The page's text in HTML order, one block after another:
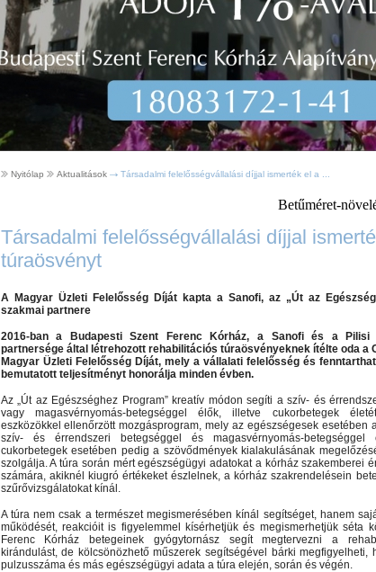
Nyitólap Aktualitások Társadalmi felelősségvállalási díjjal ismerték el a ...
Betűméret-
Társadalmi felelősségvállalási díjjal
túraösvényt
A Magyar Üzleti Felelősség Díját kapta a Sanofi, az „Út az
szakmai partnere
2016-ban a Budapesti Szent Ferenc Kórház, a Sanofi és a Pilisi
partnersége által létrehozott rehabilitációs túraösvényeknek ítélte oda a
Magyar Üzleti Felelősség Díját, mely a vállalati felelősség és
bemutatott teljesítményt honorálja minden évben.
Az „Út az Egészséghez Program” kreatív módon segíti a szív- és
vagy magasvérnyomás-betegséggel élők, illetve cukorbetegek
eszközökkel ellenőrzött mozgásprogram, mely az egészségesek esetében
szív- és érrendszeri betegséggel és magasvérnyomás-betegséggel
cukorbetegek esetében pedig a szövődmények kialakulásának
szolgálja. A túra során mért egészségügyi adatokat a kórház szakemberei
számára, akiknél kiugró értékeket észlelnek, a kórház szakrendelésein
szűrővizsgálatokat kínál.
A túra nem csak a természet megismerésében kínál segítséget, hanem
működését, reakcióit is figyelemmel kísérhetjük és megismerhetjük séta
Ferenc Kórház betegeinek gyógytornász segít megtervezni a
kirándulást, de kölcsönözhető műszerek segítségével bárki megfigyelheti,
pulzusszáma és más egészségügyi adata a túra elején, során és végén.